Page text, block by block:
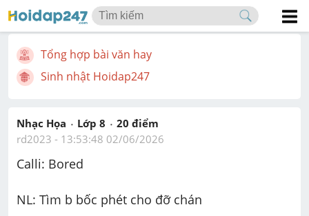
Tổng hợp bài văn hay
Sinh nhật Hoidap247
Nhạc Họa Lớp 8 20 điểm
rd2023 - 13:53:48 02/06/2026
Calli: Bored
NL: Tìm b bốc phét cho đỡ chán